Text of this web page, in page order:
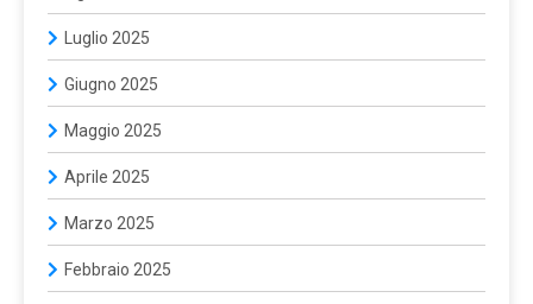
Luglio 2025
Giugno 2025
Maggio 2025
Aprile 2025
Marzo 2025
Febbraio 2025